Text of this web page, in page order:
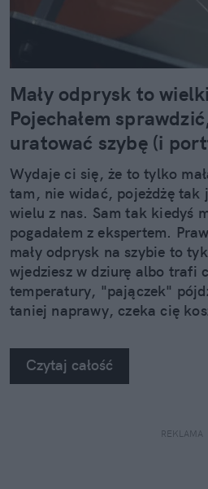
Mały odprysk to
Pojechałem
uratować szybę (i
Wydaje ci się, że to tylko
tam, nie widać, pojeżdżę tak
wielu z nas. Sam tak kiedyś
pogadałem z ekspertem.
mały odprysk na szybie to
wjedziesz w dziurę albo trafi
temperatury, "pajączek"
taniej naprawy, czeka cię
na własne oczy zobaczyć,
sobie z takimi uszkodzeniami.
Czytaj całość
REKLAMA